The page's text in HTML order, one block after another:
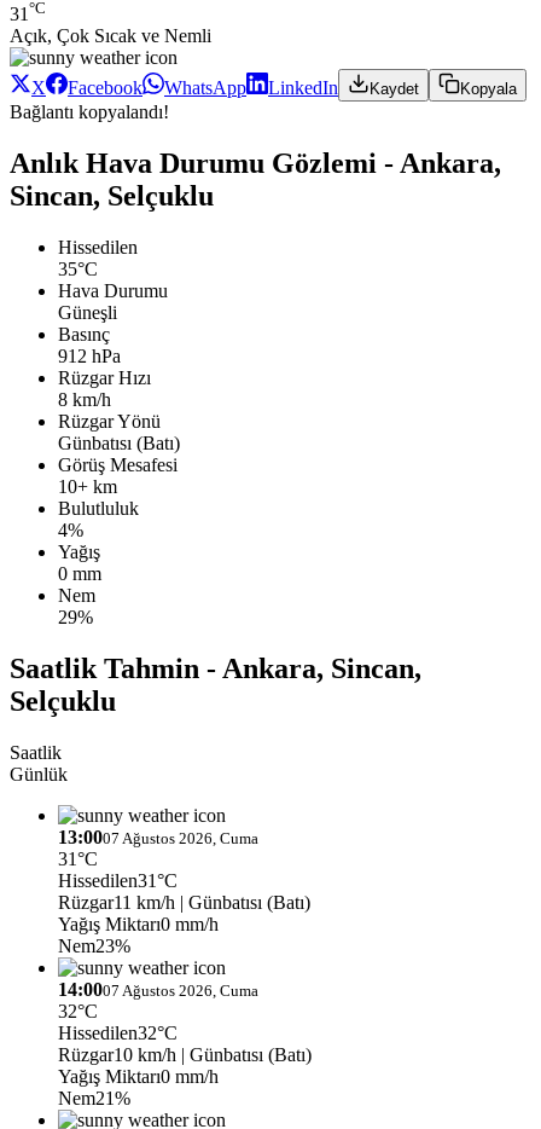
31 °C
Açık, Çok Sıcak ve Nemli
X Facebook WhatsApp LinkedIn Kaydet Kopyala
Bağlantı kopyalandı!
Anlık Hava Durumu Gözlemi - Ankara,
Sincan, Selçuklu
Hissedilen
35°C
Hava Durumu
Güneşli
Basınç
912 hPa
Rüzgar Hızı
8 km/h
Rüzgar Yönü
Günbatısı (Batı)
Görüş Mesafesi
10+ km
Bulutluluk
4%
Yağış
0 mm
Nem
29%
Saatlik Tahmin - Ankara, Sincan,
Selçuklu
Saatlik
Günlük
13:0007 Ağustos 2026, Cuma
31°C
Hissedilen31°C
Rüzgar11 km/h | Günbatısı (Batı)
Yağış Miktarı0 mm/h
Nem23%
14:0007 Ağustos 2026, Cuma
32°C
Hissedilen32°C
Rüzgar10 km/h | Günbatısı (Batı)
Yağış Miktarı0 mm/h
Nem21%